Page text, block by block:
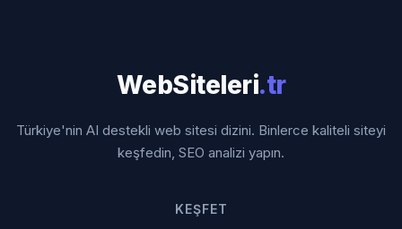
WebSiteleri.tr
Türkiye'nin AI destekli web sitesi dizini. Binlerce kaliteli siteyi
keşfedin, SEO analizi yapın.
KEŞFET